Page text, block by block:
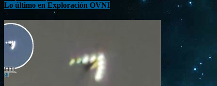
Lo último en Exploración OVNI